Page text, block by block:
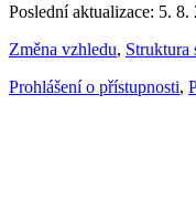
Poslední aktualizace: 5. 8.
Změna vzhledu, Struktura
Prohlášení o přístupnosti,